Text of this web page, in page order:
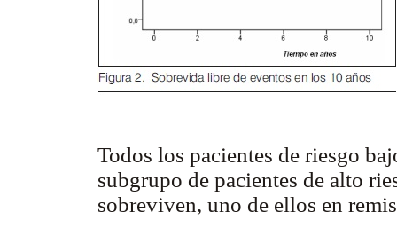
Todos los pacientes de riesgo
subgrupo de pacientes de alto
sobreviven, uno de ellos en